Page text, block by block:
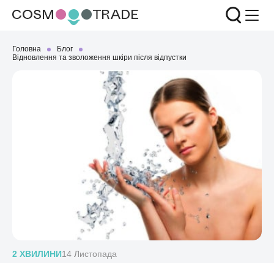
Головна
Блог
Відновлення та зволоження шкіри після відпустки
2 ХВИЛИНИ14 Листопада